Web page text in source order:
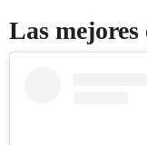
Las mejores